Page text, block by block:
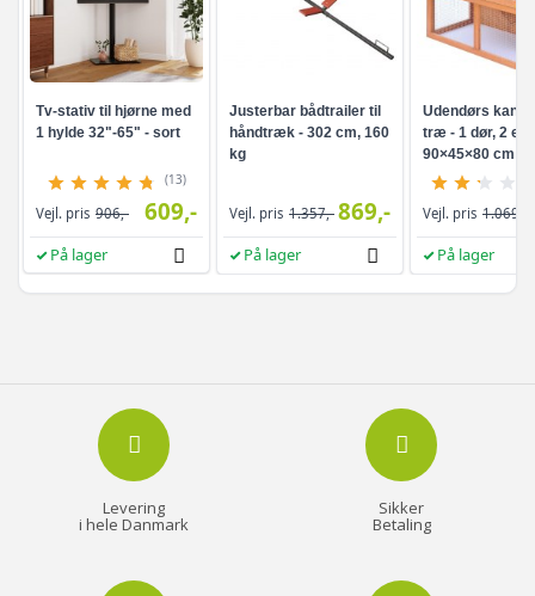
Tv-stativ til hjørne med
1 hylde 32"-65" - sort
(13)
Vejl. pris 906,- 609,-
På lager
Justerbar bådtrailer til
håndtræk - 302 cm, 160
kg
Vejl. pris 1.357,- 869,-
På lager
Udendørs
træ - 1 dør, 2
90×45×80 cm
Vejl. pris 1.069,-
På lager
Levering
i hele Danmark
Sikker
Betaling